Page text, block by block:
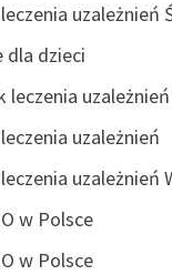
uzależnień
dla dzieci
uzależnień
uzależnień
w Polsce
w Polsce